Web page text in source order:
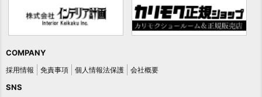
COMPANY
採用情報 免責事項 個人情報法保護 会社概要
SNS